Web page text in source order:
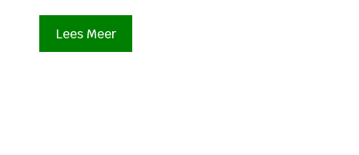
Lees Meer